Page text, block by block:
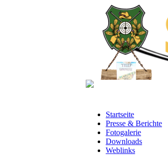
Startseite
Presse & Berichte
Fotogalerie
Downloads
Weblinks